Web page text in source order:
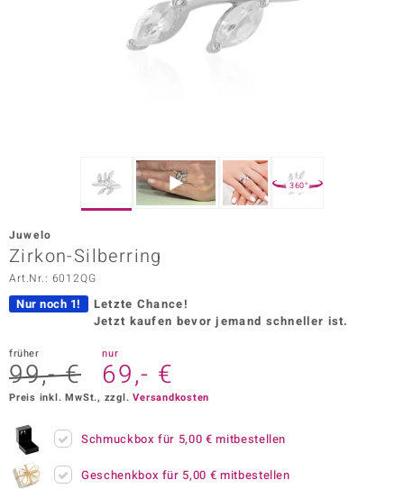
Vogue
360°
Juwelo
Zirkon-Silberring
Art.Nr.: 6012QG
Nur noch 1!
Letzte Chance!
Jetzt kaufen bevor jemand schneller ist.
früher
99,- €
nur
69,- €
Preis inkl. MwSt., zzgl.Versandkosten
Schmuckbox für 5,00 € mitbestellen
Geschenkbox für 5,00 € mitbestellen